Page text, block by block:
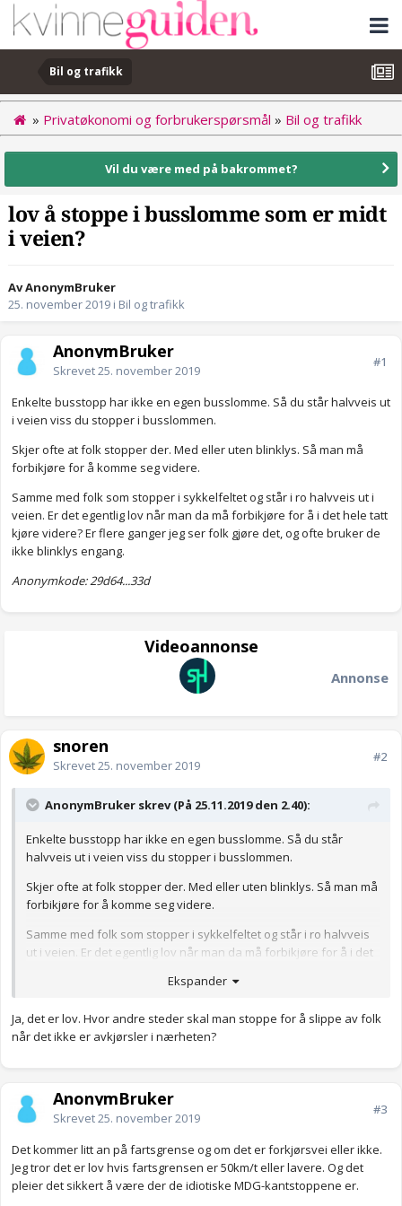
Bil og trafikk
» Privatøkonomi og forbrukerspørsmål » Bil og trafikk
Vil du være med på bakrommet?
lov å stoppe i busslomme som er midt
i veien?
Av AnonymBruker
25. november 2019 i Bil og trafikk
AnonymBruker
Skrevet25. november 2019
#1
Enkelte busstopp har ikke en egen busslomme. Så du står halvveis ut
i veien viss du stopper i busslommen.
Skjer ofte at folk stopper der. Med eller uten blinklys. Så man må
forbikjøre for å komme seg videre.
Samme med folk som stopper i sykkelfeltet og står i ro halvveis ut i
veien. Er det egentlig lov når man da må forbikjøre for å i det hele tatt
kjøre videre? Er flere ganger jeg ser folk gjøre det, og ofte bruker de
ikke blinklys engang.
Anonymkode: 29d64...33d
Videoannonse
Annonse
snoren
Skrevet25. november 2019
#2
AnonymBruker skrev (På 25.11.2019 den 2.40):
Enkelte busstopp har ikke en egen busslomme. Så du står
halvveis ut i veien viss du stopper i busslommen.
Skjer ofte at folk stopper der. Med eller uten blinklys. Så man må
forbikjøre for å komme seg videre.
Samme med folk som stopper i sykkelfeltet og står i ro halvveis
ut i veien. Er det egentlig lov når man da må forbikjøre for å i det
ofte bruker de ikke blinklys engang.
Anonymkode: 29d64...33d
Ekspander
Ja, det er lov. Hvor andre steder skal man stoppe for å slippe av folk
når det ikke er avkjørsler i nærheten?
AnonymBruker
Skrevet25. november 2019
#3
Det kommer litt an på fartsgrense og om det er forkjørsvei eller ikke.
Jeg tror det er lov hvis fartsgrensen er 50km/t eller lavere. Og det
pleier det sikkert å være der de idiotiske MDG-kantstoppene er.